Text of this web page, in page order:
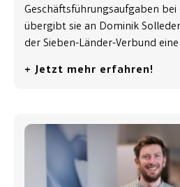
Geschäftsführungsaufgaben
übergibt sie an Dominik
der Sieben-Länder-Verbund
+ Jetzt mehr erfahren!